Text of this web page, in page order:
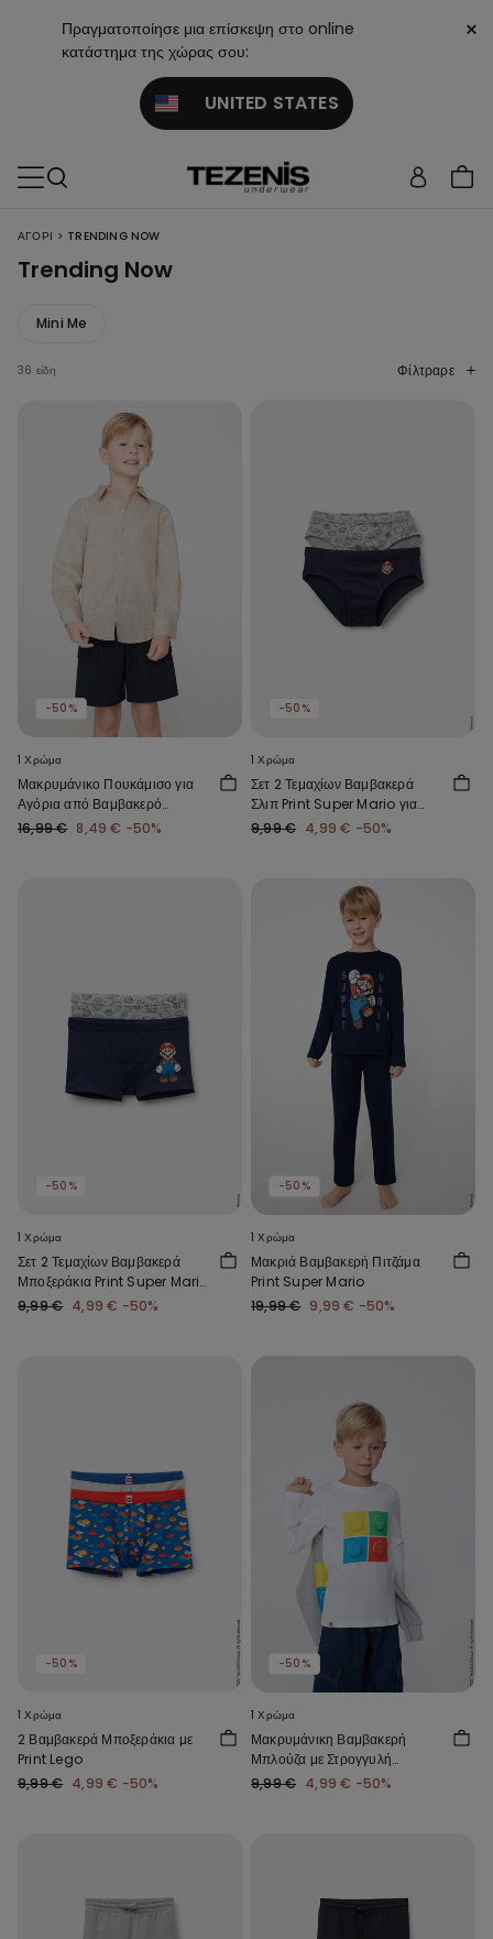
Πραγματοποίησε μια επίσκεψη στο online
κατάστημα της χώρας σου:
UNITED STATES
×
ΑΓΌΡΙ > TRENDING NOW
Trending Now
Mini Me
36 είδη Φίλτραρε
-50%
1 Χρώμα
Μακρυμάνικο Πουκάμισο για
Αγόρια από Βαμβακερό
Ύφασμα με Όψη Λινού
16,99 € 8,49 € -50%
-50%
1 Χρώμα
Σετ 2 Τεμαχίων Βαμβακερά
Σλιπ Print Super Mario για
Αγόρια
9,99 € 4,99 € -50%
-50%
1 Χρώμα
Σετ 2 Τεμαχίων Βαμβακερά
Μποξεράκια Print Super Mario
για Αγόρια
9,99 € 4,99 € -50%
-50%
1 Χρώμα
Μακριά Βαμβακερή Πιτζάμα
Print Super Mario
19,99 € 9,99 € -50%
-50%
1 Χρώμα
2 Βαμβακερά Μποξεράκια με
Print Lego
9,99 € 4,99 € -50%
-50%
1 Χρώμα
Μακρυμάνικη Βαμβακερή
Μπλούζα με Στρογγυλή
Λαιμόκοψη Lego
9,99 € 4,99 € -50%